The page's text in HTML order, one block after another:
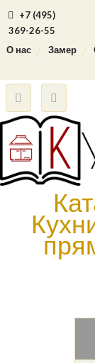
+7 (495)
369-26-55
О нас
Замер